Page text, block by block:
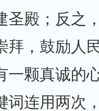
圣殿；反之
拜，鼓励人
一颗真诚的
词连用两次